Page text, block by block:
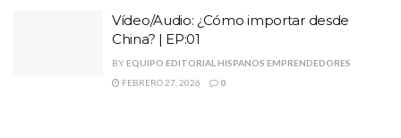
Vídeo/Audio: ¿Cómo importar desde
China? | EP:01
BY EQUIPO EDITORIAL HISPANOS EMPRENDEDORES
FEBRERO 27, 2026
0